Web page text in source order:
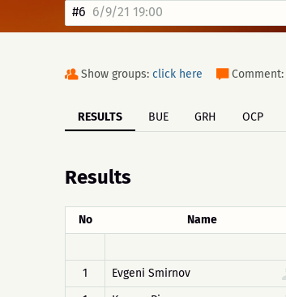
#6 6/9/21 19:00
Show groups: click here Comment:
RESULTS BUE GRH OCP
Results
No Name
1
Evgeni Smirnov